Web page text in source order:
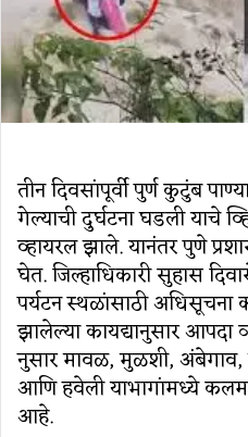
तीन दिवसांपूर्वी पुर्ण कुटुंब
गेल्याची दुर्घटना घडली याचे
व्हायरल झाले. यानंतर पुणे
घेत. जिल्हाधिकारी सुहास
पर्यटन स्थळांसाठी
झालेल्या कायद्यानुसार आपदा
नुसार मावळ, मुळशी, अंबेगाव,
आणि हवेली याभागांमध्ये
आहे.